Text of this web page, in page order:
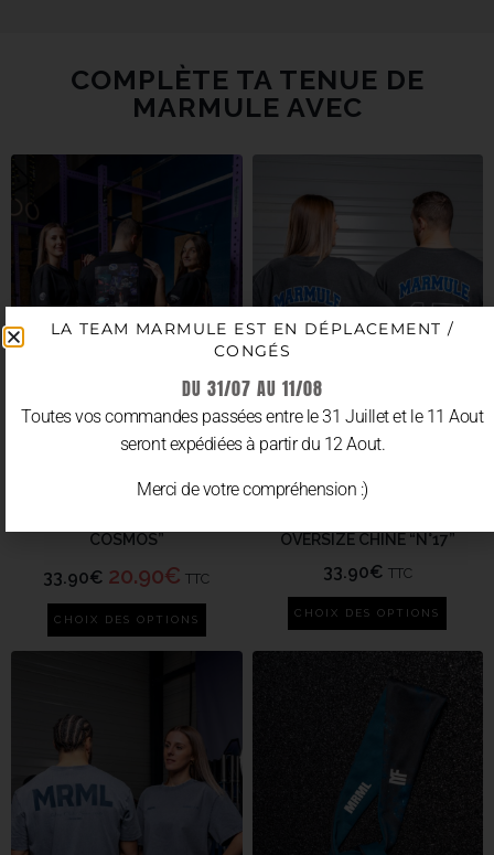
COMPLÈTE TA TENUE DE
MARMULE AVEC
COSMOS”
33.90€ 20.90€ TTC
CHOIX DES OPTIONS
OVERSIZE CHINÉ “N°17”
33.90€ TTC
CHOIX DES OPTIONS
LA TEAM MARMULE EST EN DÉPLACEMENT /
CONGÉS
DU 31/07 AU 11/08
Toutes vos commandes passées entre le 31 Juillet et le 11 Aout
seront expédiées à partir du 12 Aout.
Merci de votre compréhension :)